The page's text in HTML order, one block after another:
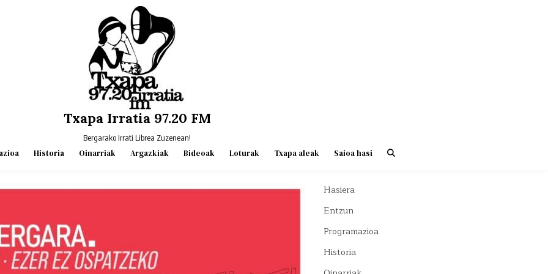
Txapa Irratia 97.20 FM
Bergarako Irrati Librea Zuzenean!
Historia Oinarriak Argazkiak Bideoak Loturak Txapa aleak Saioa hasi
Hasiera
Entzun
Programazioa
Historia